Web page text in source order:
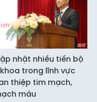
nhật nhiều tiến bộ
trong lĩnh vực
thiệp tim mạch,
máu